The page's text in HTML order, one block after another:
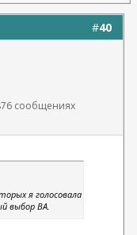
#40
сообщениях
я голосовала
выбор ВА.